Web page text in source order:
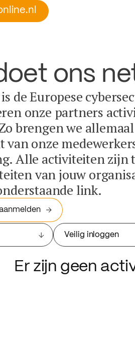
ons
de Europese
onze partners
brengen we
van onze
Alle activiteiten zijn
van jouw
link.
Veilig inloggen
Er zijn geen